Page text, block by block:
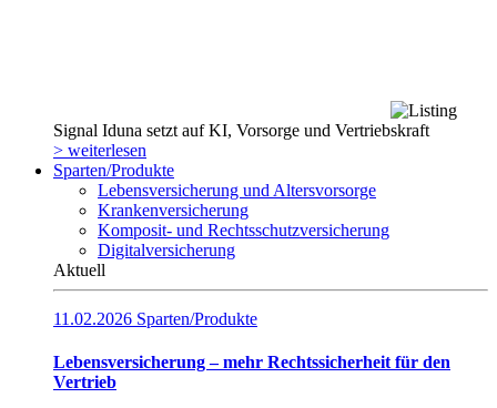
Signal Iduna setzt auf KI, Vorsorge und Vertriebskraft
> weiterlesen
Sparten/Produkte
Lebensversicherung und Altersvorsorge
Krankenversicherung
Komposit- und Rechtsschutzversicherung
Digitalversicherung
Aktuell
11.02.2026 Sparten/Produkte
Lebensversicherung – mehr Rechtssicherheit für den
Vertrieb